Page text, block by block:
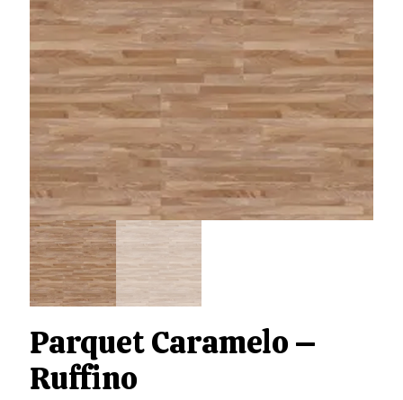
Parquet Caramelo –
Ruffino